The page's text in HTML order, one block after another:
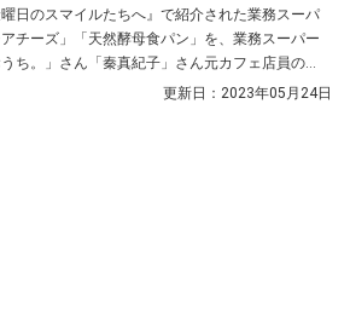
日のスマイルたちへ』で紹介された業務スーパ
チーズ」「天然酵母食パン」を、業務スーパー
ち。」さん「秦真紀子」さん元カフェ店員の
れました。お近くの業務スーパーで見かけた際
更新日： 2023年05月24日